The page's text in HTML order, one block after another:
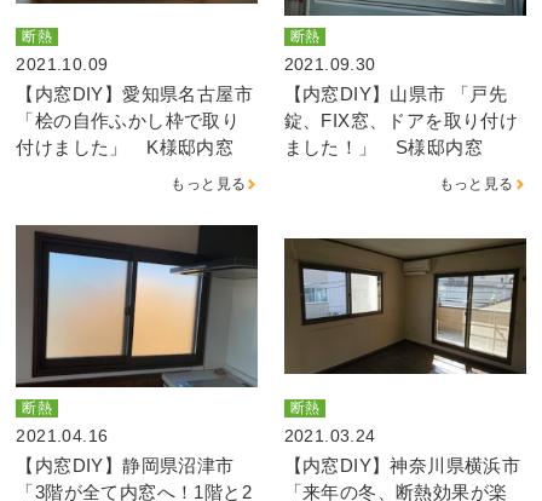
断熱
2021.10.09
【内窓DIY】愛知県名古屋市
「桧の自作ふかし枠で取り
付けました」 K様邸内窓
もっと見る
断熱
2021.09.30
【内窓DIY】山県市 「戸先
錠、FIX窓、ドアを取り付け
ました！」 S様邸内窓
もっと見る
断熱
2021.04.16
【内窓DIY】静岡県沼津市
「3階が全て内窓へ！1階と2
断熱
2021.03.24
【内窓DIY】神奈川県横浜市
「来年の冬、断熱効果が楽